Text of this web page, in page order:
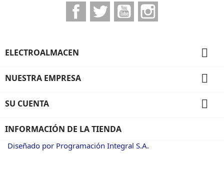
FacebookTwitter YouTube
ELECTROALMACEN 
NUESTRA EMPRESA 
SU CUENTA 
INFORMACIÓN DE LA TIENDA
Diseñado por Programación Integral S.A.